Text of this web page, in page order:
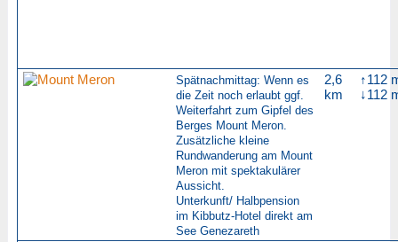
Spätnachmittag: Wenn es
die Zeit noch erlaubt ggf.
Weiterfahrt zum Gipfel des
Berges Mount Meron.
Zusätzliche kleine
Rundwanderung am Mount
Meron mit spektakulärer
Aussicht.
Unterkunft/ Halbpension
im Kibbutz-Hotel direkt am
See Genezareth
2,6
km
↑112
↓112